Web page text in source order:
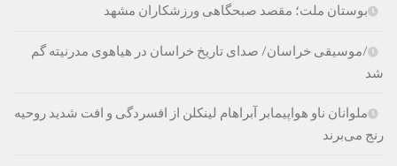
بوستان ملت؛ مقصد صبحگاهی ورزشکاران مشهد
/موسیقی خراسان/ صدای تاریخ خراسان در هیاهوی مدرنیته گم
شد
ملوانان ناو هواپیمابر آبراهام لینکلن از افسردگی و افت شدید روحیه
رنج می‌برند